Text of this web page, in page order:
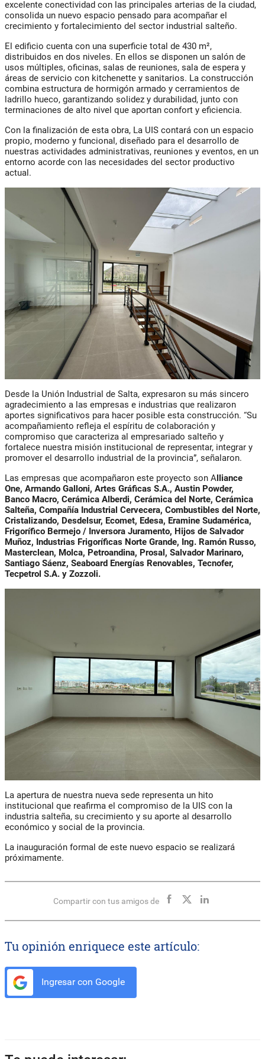
excelente conectividad con las principales arterias de la ciudad,
consolida un nuevo espacio pensado para acompañar el
crecimiento y fortalecimiento del sector industrial salteño.
El edificio cuenta con una superficie total de 430 m²,
distribuidos en dos niveles. En ellos se disponen un salón de
usos múltiples, oficinas, salas de reuniones, sala de espera y
áreas de servicio con kitchenette y sanitarios. La construcción
combina estructura de hormigón armado y cerramientos de
ladrillo hueco, garantizando solidez y durabilidad, junto con
terminaciones de alto nivel que aportan confort y eficiencia.
Con la finalización de esta obra, La UIS contará con un espacio
propio, moderno y funcional, diseñado para el desarrollo de
nuestras actividades administrativas, reuniones y eventos, en un
entorno acorde con las necesidades del sector productivo
actual.
Desde la Unión Industrial de Salta, expresaron su más sincero
agradecimiento a las empresas e industrias que realizaron
aportes significativos para hacer posible esta construcción. “Su
acompañamiento refleja el espíritu de colaboración y
compromiso que caracteriza al empresariado salteño y
fortalece nuestra misión institucional de representar, integrar y
promover el desarrollo industrial de la provincia”, señalaron.
Las empresas que acompañaron este proyecto son Alliance
One, Armando Galloni, Artes Gráficas S.A., Austin Powder,
Banco Macro, Cerámica Alberdi, Cerámica del Norte, Cerámica
Salteña, Compañía Industrial Cervecera, Combustibles del Norte,
Cristalizando, Desdelsur, Ecomet, Edesa, Eramine Sudamérica,
Frigorífico Bermejo / Inversora Juramento, Hijos de Salvador
Muñoz, Industrias Frigoríficas Norte Grande, Ing. Ramón Russo,
Masterclean, Molca, Petroandina, Prosal, Salvador Marinaro,
Santiago Sáenz, Seaboard Energías Renovables, Tecnofer,
Tecpetrol S.A. y Zozzoli.
La apertura de nuestra nueva sede representa un hito
institucional que reafirma el compromiso de la UIS con la
industria salteña, su crecimiento y su aporte al desarrollo
económico y social de la provincia.
La inauguración formal de este nuevo espacio se realizará
próximamente.
Compartir con tus amigos de
Tu opinión enriquece este artículo:
Ingresar con Google